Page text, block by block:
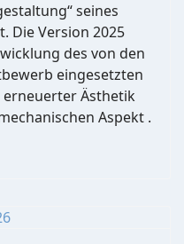
seines
Die Version 2025
des von den
eingesetzten
erneuerter Ästhetik
Aspekt .